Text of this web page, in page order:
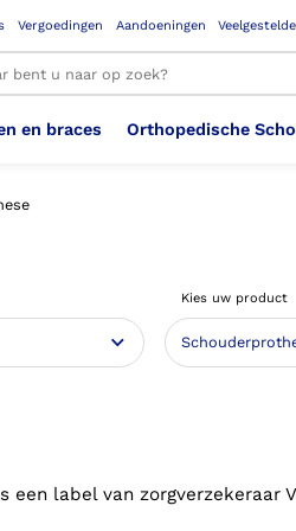
Vergoedingen Aandoeningen
Kousen (klasse 2)
3D geprinte
en braces
Been Knie
Hoofd Nek
Orthopedische
Orthopedische
Badschoenen
Bovenbeenprothese
Hand & Vinger
WerknemerKies uw product
een label van zorgverzekeraar